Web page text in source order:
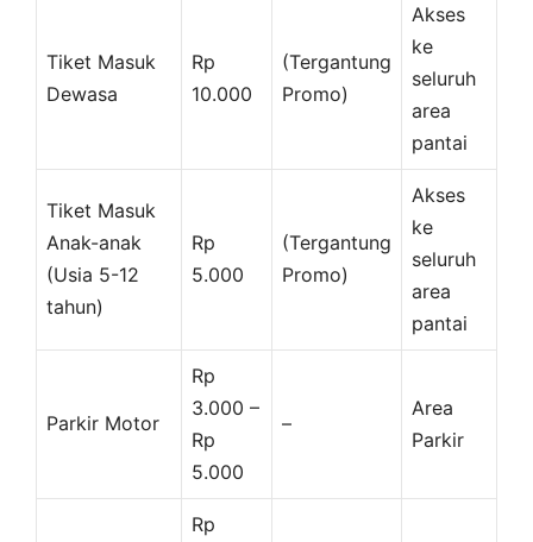
Tiket Masuk
Dewasa
Rp
10.000
(Tergantung
Promo)
Akses
ke
seluruh
area
pantai
Tiket Masuk
Anak-anak
(Usia 5-12
tahun)
Rp
5.000
(Tergantung
Promo)
Akses
ke
seluruh
area
pantai
Parkir Motor
Rp
3.000 –
Rp
5.000
–
Area
Parkir
Rp